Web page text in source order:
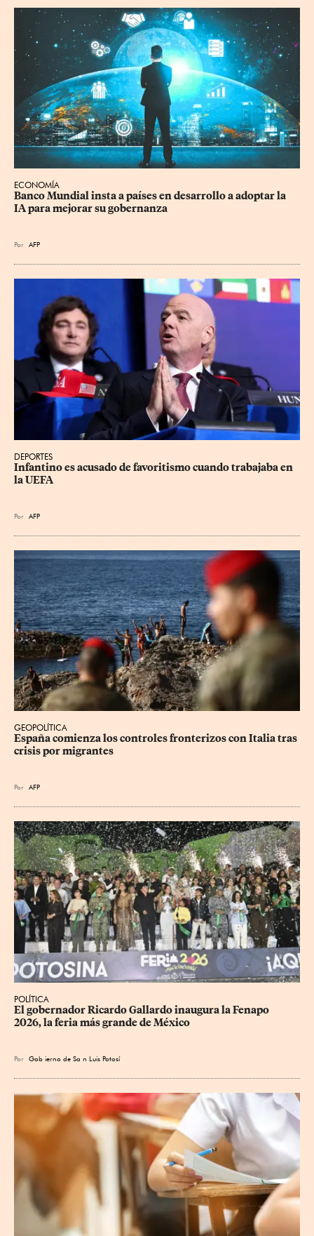
ECONOMÍA
Banco Mundial insta a países en desarrollo a adoptar la
IA para mejorar su gobernanza
Por AFP
DEPORTES
Infantino es acusado de favoritismo cuando trabajaba en
la UEFA
Por AFP
GEOPOLÍTICA
España comienza los controles fronterizos con Italia tras
crisis por migrantes
Por AFP
POLÍTICA
​El gobernador Ricardo Gallardo inaugura la Fenapo
2026, la feria más grande de México
Por Gob ierno de Sa n Luis Potosí